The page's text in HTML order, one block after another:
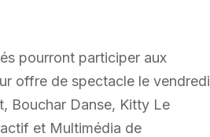
pourront participer aux
offre de spectacle le vendredi
Bouchar Danse, Kitty Le
et Multimédia de